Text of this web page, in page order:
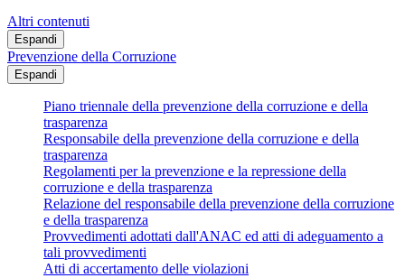
Altri contenuti
Espandi
Prevenzione della Corruzione
Espandi
Piano triennale della prevenzione della corruzione e della
trasparenza
Responsabile della prevenzione della corruzione e della
trasparenza
Regolamenti per la prevenzione e la repressione della
corruzione e della trasparenza
Relazione del responsabile della prevenzione della corruzione
e della trasparenza
Provvedimenti adottati dall'ANAC ed atti di adeguamento a
tali provvedimenti
Atti di accertamento delle violazioni